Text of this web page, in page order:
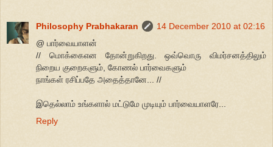
Philosophy Prabhakaran
14 December 2010 at 02:16
@ பார்வையாளன்
// மொக்கைஎன தோன்றுகிறது. ஒவ்வொரு விமர்சனத்திலும்
நிறைய குறைகளும், கோணல் பார்வைகளும்
நாங்கள் ரசிப்பதே அதைத்தானே... //
இதெல்லாம் உங்களால் மட்டுமே முடியும் பார்வையாளரே...
Reply